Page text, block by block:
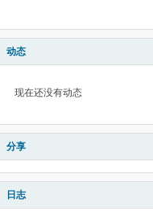
动态
现在还没有动态
分享
日志